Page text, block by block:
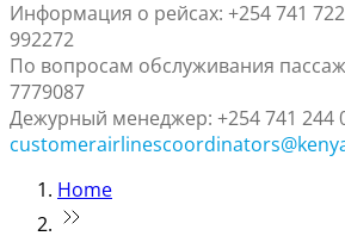
Информация о рейсах: +254 741
992272
По вопросам обслуживания
7779087
Дежурный менеджер: +254 741 244
Home